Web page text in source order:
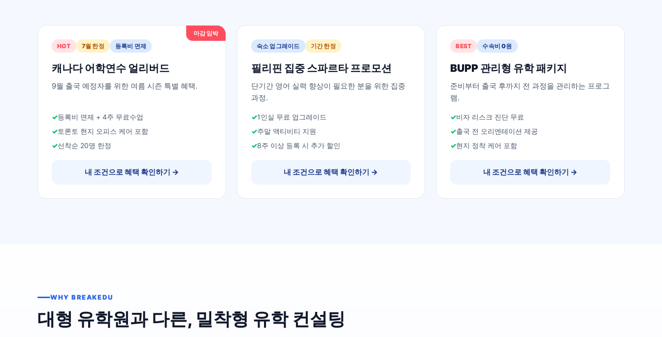
마감 임박
HOT
7월 한정 등록비 면제
캐나다 어학연수 얼리버드
9월 출국 예정자를 위한 여름 시즌 특별 혜택.
등록비 면제 + 4주 무료수업
토론토 현지 오피스 케어 포함
선착순 20명 한정
내 조건으로 혜택 확인하기 →
숙소 업그레이드 기간 한정
필리핀 집중 스파르타 프로모션
단기간 영어 실력 향상이 필요한 분을 위한 집중
과정.
1인실 무료 업그레이드
주말 액티비티 지원
8주 이상 등록 시 추가 할인
내 조건으로 혜택 확인하기 →
BEST 수속비 0원
BUPP 관리형 유학 패키지
준비부터 출국 후까지 전 과정을 관리하는 프로그
램.
비자 리스크 진단 무료
출국 전 오리엔테이션 제공
현지 정착 케어 포함
내 조건으로 혜택 확인하기 →
WHY BREAKEDU
대형 유학원과 다른, 밀착형 유학 컨설팅